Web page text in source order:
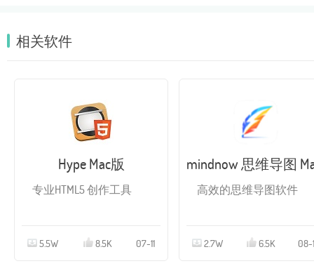
相关软件
Hype Mac版
专业HTML5 创作工具
5.5W 8.5K 07-11
高效的思维导图软件
2.7W 6.5K 08-